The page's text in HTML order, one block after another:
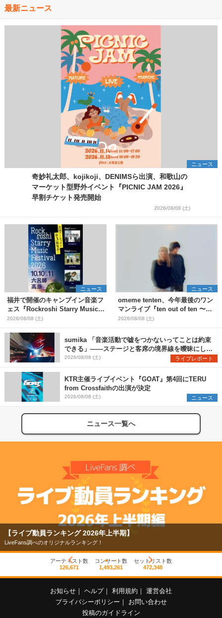
最新ニュース
ニュース
奇妙礼太郎、kojikoji、DENIMSら出演、和歌山の
マーケット型野外イベント『PICNIC JAM 2026』
早割チケット発売開始
2026/08/08 (土)
ニュース
福井で開催のキャンプイン音楽フ
ェス『Rockroshi Starry Music
Festival 2026』第3弾出演者とし
てSCOOBIE DO、かりゆし58、
Reiを発表
2026/08/08 (土)
ニュース
omeme tenten、今年最後のワン
マンライブ『ten out of ten 〜
one man〜』を11月に開催決定
2026/08/08 (土)
sumika 「音楽活動で嘘をつかないってことは約束
できる」――ステージと客席の境界線を曖昧にし
た、ツアーファイナル武道館公演レポート
2026/08/08 (土) ライブレポート
KTR主催ライブイベント『GOAT』第4回にTERU
from Crossfaithの出演が決定
2026/08/08 (土) ニュース
ニュース一覧へ
【ライブ動員ランキング 2026年上半期】
LiveFans調べのオリジナルランキング！
アーティスト数
126,671
コンサート数
1,493,261
セットリスト数
472,348
お知らせ ｜ ヘルプ｜ 利用規約 ｜ 運営会社
プライバシーポリシー ｜
お問い合わせ
投稿のガイドライン